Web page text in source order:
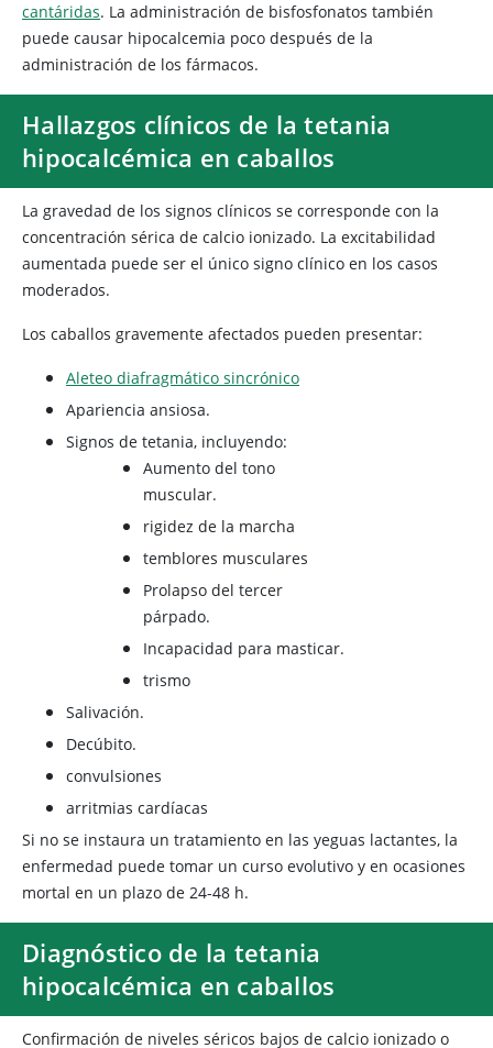
cantáridas. La administración de bisfosfonatos también
puede causar hipocalcemia poco después de la
administración de los fármacos.
Hallazgos clínicos de la tetania
hipocalcémica en caballos
La gravedad de los signos clínicos se corresponde con la
concentración sérica de calcio ionizado. La excitabilidad
aumentada puede ser el único signo clínico en los casos
moderados.
Los caballos gravemente afectados pueden presentar:
Aleteo diafragmático sincrónico
Apariencia ansiosa.
Signos de tetania, incluyendo:
Aumento del tono
muscular.
rigidez de la marcha
temblores musculares
Prolapso del tercer
párpado.
Incapacidad para masticar.
trismo
Salivación.
Decúbito.
convulsiones
arritmias cardíacas
Si no se instaura un tratamiento en las yeguas lactantes, la
enfermedad puede tomar un curso evolutivo y en ocasiones
mortal en un plazo de 24-48 h.
Diagnóstico de la tetania
hipocalcémica en caballos
Confirmación de niveles séricos bajos de calcio ionizado o